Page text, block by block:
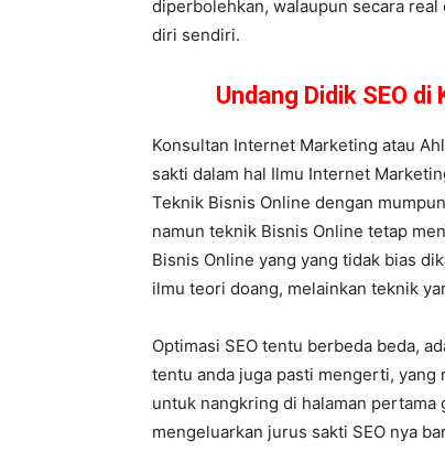
diperbolehkan, walaupun secara
diri sendiri.
Undang Didik SEO
Konsultan Internet Marketing atau
sakti dalam hal Ilmu Internet
Teknik Bisnis Online dengan
namun teknik Bisnis Online tetap
Bisnis Online yang yang tidak bias
ilmu teori doang, melainkan teknik
Optimasi SEO tentu berbeda beda,
tentu anda juga pasti mengerti, yang
untuk nangkring di halaman
mengeluarkan jurus sakti SEO nya